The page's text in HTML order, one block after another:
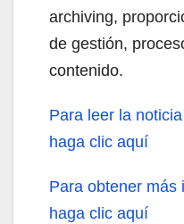
archiving,
de gestión,
contenido.
Para leer la
haga clic aquí
Para obtener más
haga clic aquí